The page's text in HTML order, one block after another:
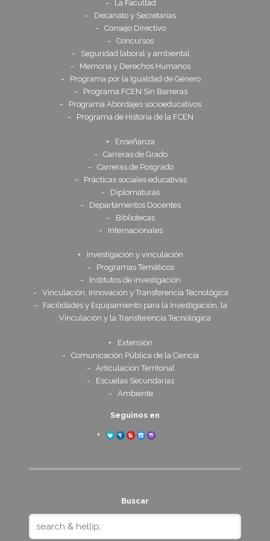
La Facultad
Decanato y Secretarías
Consejo Directivo
Concursos
Seguridad laboral y ambiental
Memoria y Derechos Humanos
Programa por la Igualdad de Género
Programa FCEN Sin Barreras
Programa Abordajes socioeducativos
Programa de Historia de la FCEN
Enseñanza
Carreras de Grado
Carreras de Posgrado
Prácticas sociales educativas
Diplomaturas
Departamentos Docentes
Bibliotecas
Internacionales
Investigación y vinculación
Programas Temáticos
Institutos de investigación
Vinculación, Innovación y Transferencia Tecnológica
Facilidades y Equipamiento para la Investigación, la
Vinculación y la Transferencia Tecnológica
Extensión
Comunicación Pública de la Ciencia
Articulación Territorial
Escuelas Secundarias
Ambiente
Seguinos en
Buscar